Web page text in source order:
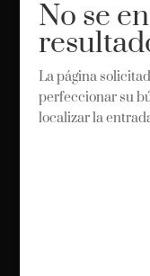
No se
La página
perfeccionar su
localizar la